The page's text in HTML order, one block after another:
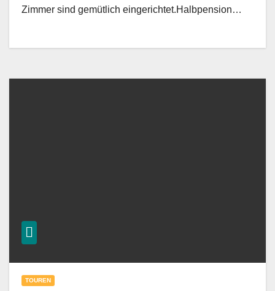
Zimmer sind gemütlich eingerichtet.Halbpension…
TOUREN